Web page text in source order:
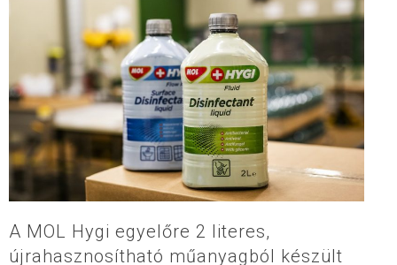
A MOL Hygi egyelőre 2 literes,
újrahasznosítható műanyagból készült